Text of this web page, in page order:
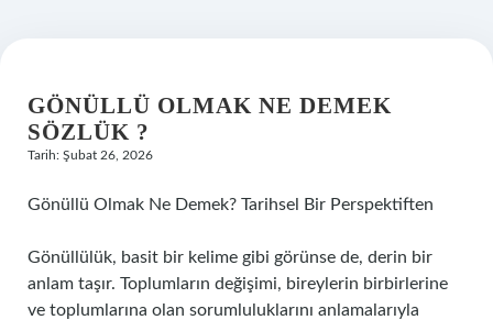
Hakkımızda
GÖNÜLLÜ OLMAK NE DEMEK
SÖZLÜK ?
Tarih: Şubat 26, 2026
Gönüllü Olmak Ne Demek? Tarihsel Bir Perspektiften
Gönüllülük, basit bir kelime gibi görünse de, derin bir
anlam taşır. Toplumların değişimi, bireylerin birbirlerine
ve toplumlarına olan sorumluluklarını anlamalarıyla